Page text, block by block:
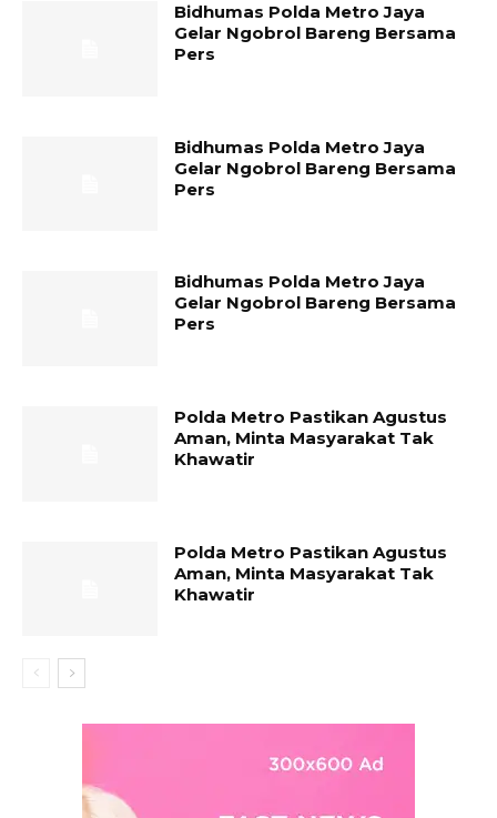
Bidhumas Polda Metro Jaya
Gelar Ngobrol Bareng Bersama
Pers
Bidhumas Polda Metro Jaya
Gelar Ngobrol Bareng Bersama
Pers
Bidhumas Polda Metro Jaya
Gelar Ngobrol Bareng Bersama
Pers
Polda Metro Pastikan Agustus
Aman, Minta Masyarakat Tak
Khawatir
Polda Metro Pastikan Agustus
Aman, Minta Masyarakat Tak
Khawatir